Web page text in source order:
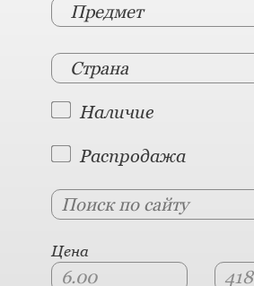
Предмет
Страна
Наличие
Распродажа
Цена